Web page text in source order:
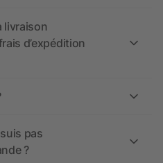
livraison
d’expédition
pas
?